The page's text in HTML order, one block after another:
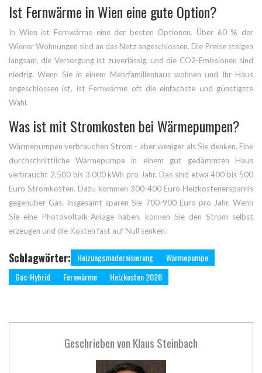
Ist Fernwärme in Wien eine gute Option?
In Wien ist Fernwärme eine der besten Optionen. Über 60 % der
Wiener Wohnungen sind an das Netz angeschlossen. Die Preise steigen
langsam, die Versorgung ist zuverlässig, und die CO2-Emissionen sind
niedrig. Wenn Sie in einem Mehrfamilienhaus wohnen und Ihr Haus
angeschlossen ist, ist Fernwärme oft die einfachste und günstigste
Wahl.
Was ist mit Stromkosten bei Wärmepumpen?
Wärmepumpen verbrauchen Strom - aber weniger als Sie denken. Eine
durchschnittliche Wärmepumpe in einem gut gedämmten Haus
verbraucht 2.500 bis 3.000 kWh pro Jahr. Das sind etwa 400 bis 500
Euro Stromkosten. Dazu kommen 300-400 Euro Heizkostenersparnis
gegenüber Gas. Insgesamt sparen Sie 700-900 Euro pro Jahr. Wenn
Sie eine Photovoltaik-Anlage haben, können Sie den Strom selbst
erzeugen und die Kosten fast auf Null senken.
Schlagwörter: Heizungsmodernisierung
Wärmepumpe
Gas-Hybrid
Fernwärme Heizkosten 2026
Geschrieben von Klaus Steinbach